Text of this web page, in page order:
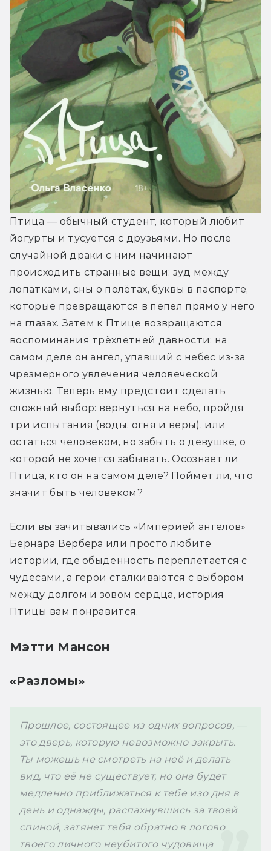
Птица — обычный студент, который любит
йогурты и тусуется с друзьями. Но после
случайной драки с ним начинают
происходить странные вещи: зуд между
лопатками, сны о полётах, буквы в паспорте,
которые превращаются в пепел прямо у него
на глазах. Затем к Птице возвращаются
воспоминания трёхлетней давности: на
самом деле он ангел, упавший с небес из-за
чрезмерного увлечения человеческой
жизнью. Теперь ему предстоит сделать
сложный выбор: вернуться на небо, пройдя
три испытания (воды, огня и веры), или
остаться человеком, но забыть о девушке, о
которой не хочется забывать. Осознает ли
Птица, кто он на самом деле? Поймёт ли, что
значит быть человеком?
Если вы зачитывались «Империей ангелов»
Бернара Вербера или просто любите
истории, где обыденность переплетается с
чудесами, а герои сталкиваются с выбором
между долгом и зовом сердца, история
Птицы вам понравится.
Мэтти Мансон
«Разломы»
Прошлое, состоящее из одних вопросов, —
это дверь, которую невозможно закрыть.
Ты можешь не смотреть на неё и делать
вид, что её не существует, но она будет
медленно приближаться к тебе изо дня в
день и однажды, распахнувшись за твоей
спиной, затянет тебя обратно в логово
твоего личного неубитого чудовища